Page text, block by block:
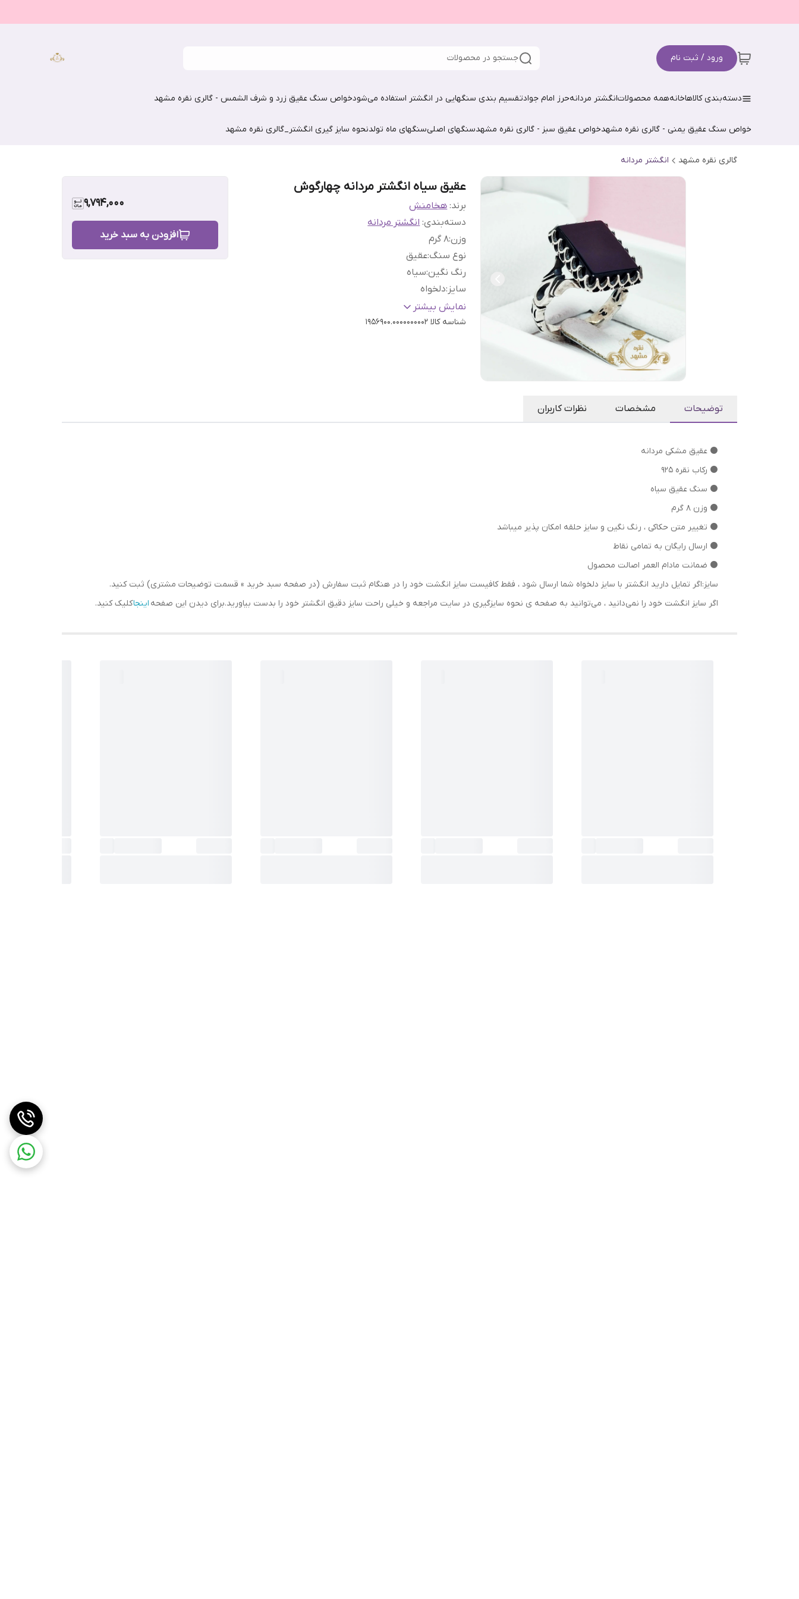
ورود / ثبت نام جستجو در محصولات
دسته‌بندی کالاهاخانههمه محصولاتانگشتر مردانهحرز امام جوادتقسیم بندی سنگهایی در انگشتر استفاده می‌شودخواص سنگ عقیق زرد و شرف الشمس - گالری نقره مشهد
خواص سنگ عقیق یمنی - گالری نقره مشهدخواص عقیق سبز - گالری نقره مشهدسنگهای اصلیسنگهای ماه تولدنحوه سایز گیری انگشتر_گالری نقره مشهد
گالری نقره مشهد انگشتر مردانه
عقیق سیاه انگشتر مردانه چهارگوش
برند: هخامنش
دسته‌بندی:انگشتر مردانه
وزن:8 گرم
نوع سنگ:عقیق
رنگ نگین:سیاه
سایز :دلخواه
عیار نقره:
925
نمایش بیشتر
شناسه کالا 1956900.0000000002
9,794,000
افزودن به سبد خرید
توضیحات مشخصات نظرات کاربران
⚫ عقیق مشکی مردانه
⚫ رکاب نقره 925
⚫ سنگ عقیق سیاه
⚫ وزن 8 گرم
⁦⁩⚫ تغییر متن حکاکی ، رنگ نگین و سایز حلقه امکان پذیر میباشد
⚫ ارسال رایگان به تمامی نقاط
⚫ ضمانت مادام العمر اصالت محصول
سایز:اگر تمایل دارید انگشتر با سایز دلخواه شما ارسال شود ، فقط کافیست سایز انگشت خود را در هنگام ثبت سفارش (در صفحه سبد خرید » قسمت توضیحات مشتری) ثبت کنید.
اگر سایز انگشت خود را نمی‌دانید ، می‌توانید به صفحه ی نحوه سایزگیری در سایت مراجعه و خیلی راحت سایز دقیق انگشتر خود را بدست بیاورید.برای دیدن این صفحه اینجاکلیک کنید.